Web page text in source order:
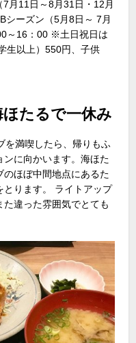
月11日～8月31日・12月
ーズン（5月8日～ 7月
～16：00 ※土日祝日は
生以上）550円、子供
たるで一休み
を満喫したら、帰りもふ
に向かいます。海ほた
ほぼ中間地点にあるた
とります。 ライトアップ
違った雰囲気でとても